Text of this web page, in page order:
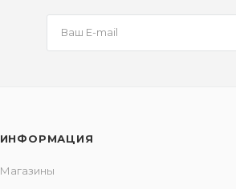
ИНФОРМАЦИЯ
Магазины